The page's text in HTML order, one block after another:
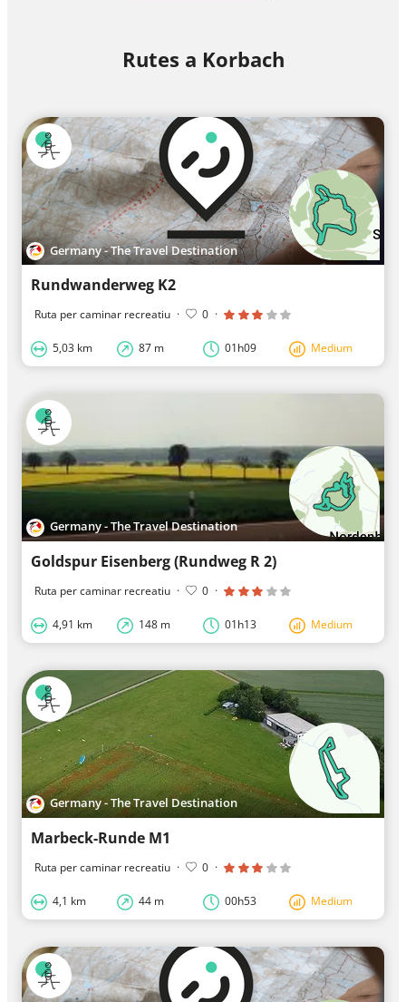
Rutes a Korbach
Germany - The Travel Destination
Rundwanderweg K2
Ruta per caminar recreatiu · 0 ·
5,03 km 87 m 01h09 Medium
Germany - The Travel Destination
Goldspur Eisenberg (Rundweg R 2)
Ruta per caminar recreatiu · 0 ·
4,91 km 148 m 01h13 Medium
Germany - The Travel Destination
Marbeck-Runde M1
Ruta per caminar recreatiu · 0 ·
4,1 km 44 m 00h53 Medium